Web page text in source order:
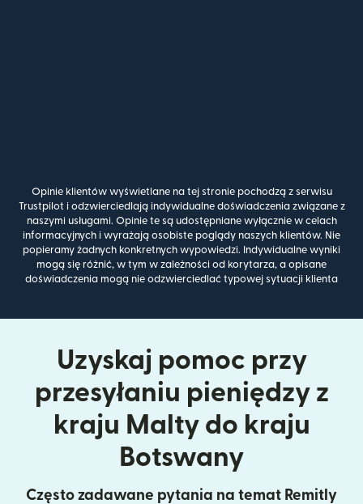
Opinie klientów wyświetlane na tej stronie pochodzą z serwisu
Trustpilot i odzwierciedlają indywidualne doświadczenia związane z
naszymi usługami. Opinie te są udostępniane wyłącznie w celach
informacyjnych i wyrażają osobiste poglądy naszych klientów. Nie
popieramy żadnych konkretnych wypowiedzi. Indywidualne wyniki
mogą się różnić, w tym w zależności od korytarza, a opisane
doświadczenia mogą nie odzwierciedlać typowej sytuacji klienta
Uzyskaj pomoc przy
przesyłaniu pieniędzy z
kraju Malty do kraju
Botswany
Często zadawane pytania na temat Remitly